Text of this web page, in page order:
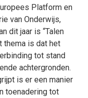
Platform en
van Onderwijs,
dit jaar is “Talen
thema is dat het
tot stand
achtergronden.
is er een manier
toenadering tot